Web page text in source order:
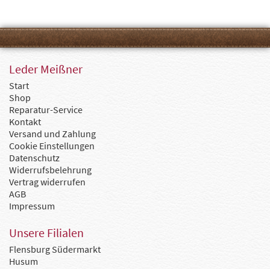
Leder Meißner
Start
Shop
Reparatur-Service
Kontakt
Versand und Zahlung
Cookie Einstellungen
Datenschutz
Widerrufsbelehrung
Vertrag widerrufen
AGB
Impressum
Unsere Filialen
Flensburg Südermarkt
Husum